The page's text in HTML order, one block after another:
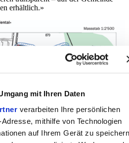
mit Ihren Daten
verarbeiten Ihre persönlichen
mithilfe von Technologien
auf Ihrem Gerät zu speichern
erhältlich.»